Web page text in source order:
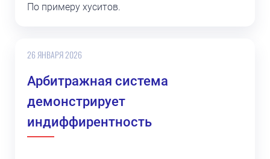
По примеру хуситов.
26 ЯНВАРЯ 2026
Арбитражная система
демонстрирует
индиффирентность